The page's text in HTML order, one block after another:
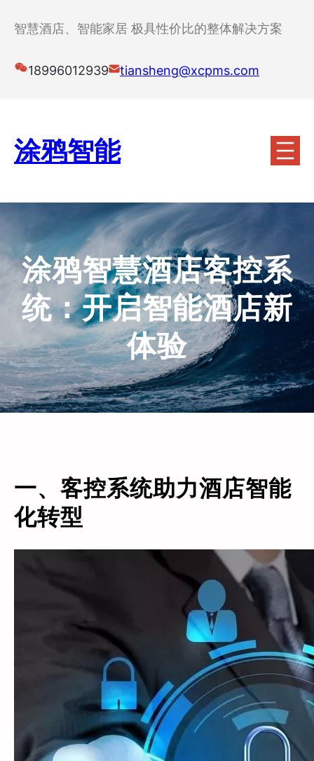
智慧酒店、智能家居 极具性价比的整体解决方案
18996012939 tiansheng@xcpms.com
涂鸦智能
涂鸦智慧酒店客控系
统：开启智能酒店新
体验
一、客控系统助力酒店智能
化转型